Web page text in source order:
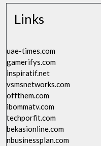
Links
uae-times.com
gamerifys.com
inspiratif.net
vsmsnetworks.com
offthem.com
ibommatv.com
techporfit.com
bekasionline.com
nbusinessplan.com